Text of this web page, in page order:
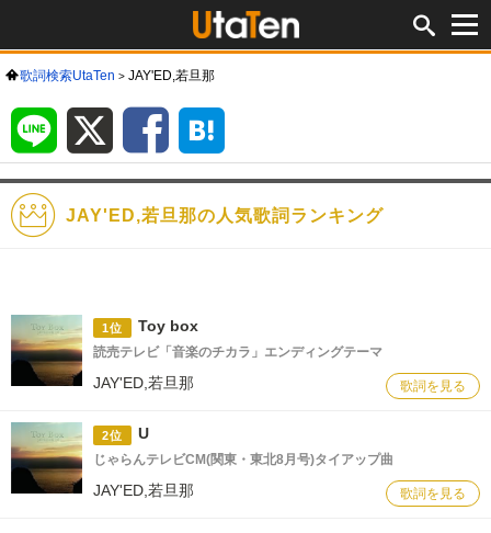
歌詞検索UtaTen JAY'ED,若旦那
LINE Facebook
ク
ー
JAY'ED,若旦那の人気歌詞ランキング
1位 Toy box
読売テレビ「音楽のチカラ」エンディングテーマ
JAY'ED,若旦那 歌詞を見る
2位 U
じゃらんテレビCM(関東・東北8月号)タイアップ曲
JAY'ED,若旦那 歌詞を見る